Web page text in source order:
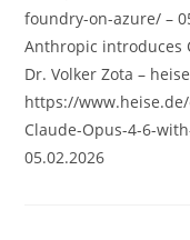
foundry-on-azure/ –
Anthropic introduces
Dr. Volker Zota –
https://
Claude-Opus-4-6-
05.02.2026